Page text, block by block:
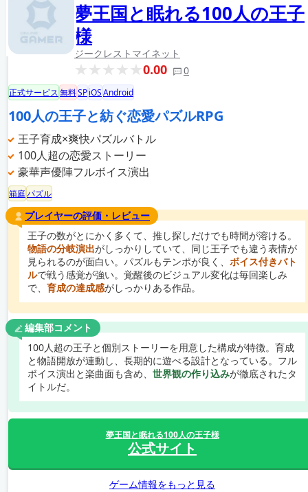
夢王国と眠れる100人の王子
様
ジークレスト マイネット
0.00 0
正式サービス無料SPiOSAndroid
100人の王子と紡ぐ恋愛パズルRPG
王子育成×爽快パズルバトル
100人超の恋愛ストーリー
豪華声優陣フルボイス演出
箱庭パズル
プレイヤーの評価・レビュー
王子の数がとにかく多くて、推し探しだけでも時間が溶ける。
物語の分岐演出がしっかりしていて、同じ王子でも違う表情が
見られるのが面白い。パズルもテンポが良く、 ボイス付きバト
ルで戦う感覚が強い。覚醒後のビジュアル変化は毎回楽しみ
で、 育成の達成感がしっかりある作品。
編集部コメント
100人超の王子と個別ストーリーを用意した構成が特徴。育成
と物語開放が連動し、長期的に遊べる設計となっている。フル
ボイス演出と楽曲面も含め、 世界観の作り込みが徹底されたタ
イトルだ。
夢王国と眠れる100人の王子様
公式サイト
ゲーム情報をもっと見る